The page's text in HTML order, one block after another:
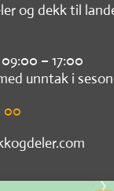
og dekk til
– 17:00
unntak i
00